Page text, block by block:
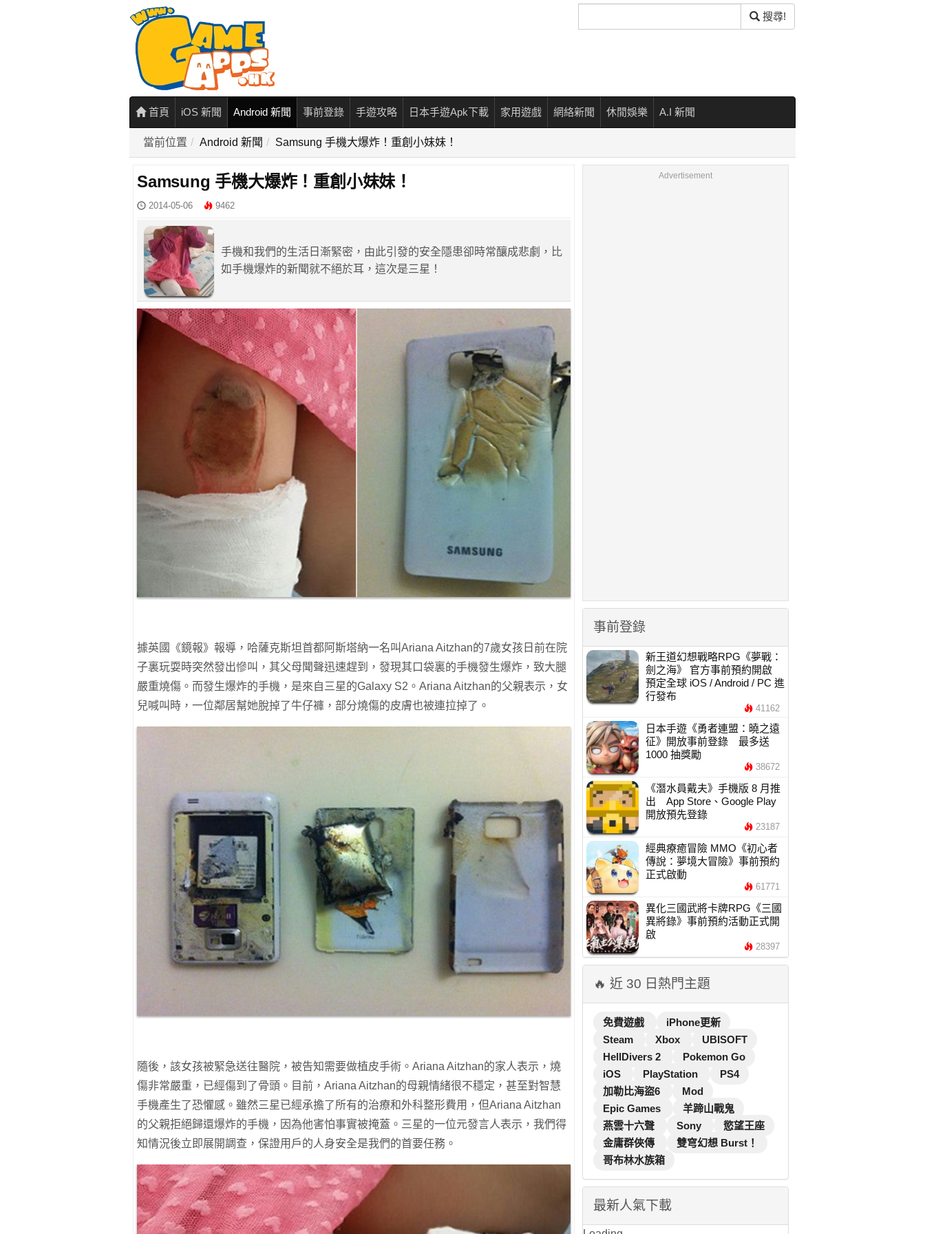
尋
搜尋!
首頁 iOS 新聞 Android 新聞 事前登錄 手遊攻略 日本手遊Apk下載 家用遊戲 網絡新聞 休閒娛樂 A.I 新聞
當前位置 Android 新聞 Samsung 手機大爆炸！重創小妹妹！
Samsung 手機大爆炸！重創小妹妹！
2014-05-06 9462
手機和我們的生活日漸緊密，由此引發的安全隱患卻時常釀成悲劇，比
如手機爆炸的新聞就不絕於耳，這次是三星！
據英國《鏡報》報導，哈薩克斯坦首都阿斯塔納一名叫Ariana Aitzhan的7歲女孩日前在院
子裏玩耍時突然發出慘叫，其父母聞聲迅速趕到，發現其口袋裏的手機發生爆炸，致大腿
嚴重燒傷。而發生爆炸的手機，是來自三星的Galaxy S2。Ariana Aitzhan的父親表示，女
兒喊叫時，一位鄰居幫她脫掉了牛仔褲，部分燒傷的皮膚也被連拉掉了。
隨後，該女孩被緊急送往醫院，被告知需要做植皮手術。Ariana Aitzhan的家人表示，燒
傷非常嚴重，已經傷到了骨頭。目前，Ariana Aitzhan的母親情緒很不穩定，甚至對智慧
手機產生了恐懼感。雖然三星已經承擔了所有的治療和外科整形費用，但Ariana Aitzhan
的父親拒絕歸還爆炸的手機，因為他害怕事實被掩蓋。三星的一位元發言人表示，我們得
知情況後立即展開調查，保證用戶的人身安全是我們的首要任務。
Advertisement
事前登錄
新王道幻想戰略RPG《夢戰：
劍之海》 官方事前預約開啟
預定全球 iOS / Android / PC 進
行發布
41162
日本手遊《勇者連盟：曉之遠
征》開放事前登錄 最多送
1000 抽獎勵
38672
《潛水員戴夫》手機版 8 月推
出 App Store、Google Play
開放預先登錄
23187
經典療癒冒險 MMO《初心者
傳說：夢境大冒險》事前預約
正式啟動
61771
異化三國武將卡牌RPG《三國
異將錄》事前預約活動正式開
啟
28397
🔥 近 30 日熱門主題
免費遊戲
iPhone更新
Steam
Xbox
UBISOFT
HellDivers 2
Pokemon Go
iOS
PlayStation
PS4
加勒比海盜6
Mod
Epic Games
羊蹄山戰鬼
燕雲十六聲
Sony
慾望王座
金庸群俠傳
雙穹幻想 Burst！
哥布林水族箱
最新人氣下載